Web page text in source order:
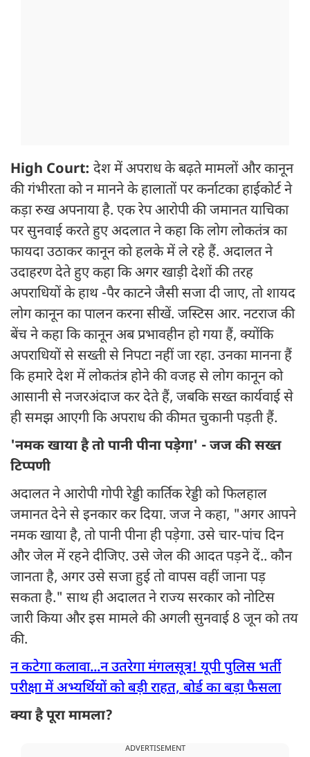
High Court: देश में अपराध के बढ़ते मामलों और कानून
की गंभीरता को न मानने के हालातों पर कर्नाटका हाईकोर्ट ने
कड़ा रुख अपनाया है. एक रेप आरोपी की जमानत याचिका
पर सुनवाई करते हुए अदलात ने कहा कि लोग लोकतंत्र का
फायदा उठाकर कानून को हलके में ले रहे हैं. अदालत ने
उदाहरण देते हुए कहा कि अगर खाड़ी देशों की तरह
अपराधियों के हाथ -पैर काटने जैसी सजा दी जाए, तो शायद
लोग कानून का पालन करना सीखें. जस्टिस आर. नटराज की
बेंच ने कहा कि कानून अब प्रभावहीन हो गया हैं, क्योंकि
अपराधियों से सख्ती से निपटा नहीं जा रहा. उनका मानना हैं
कि हमारे देश में लोकतंत्र होने की वजह से लोग कानून को
आसानी से नजरअंदाज कर देते हैं, जबकि सख्त कार्यवाई से
ही समझ आएगी कि अपराध की कीमत चुकानी पड़ती हैं.
'नमक खाया है तो पानी पीना पड़ेगा' - जज की सख्त
टिप्पणी
अदालत ने आरोपी गोपी रेड्डी कार्तिक रेड्डी को फिलहाल
जमानत देने से इनकार कर दिया. जज ने कहा, "अगर आपने
नमक खाया है, तो पानी पीना ही पड़ेगा. उसे चार-पांच दिन
और जेल में रहने दीजिए. उसे जेल की आदत पड़ने दें.. कौन
जानता है, अगर उसे सजा हुई तो वापस वहीं जाना पड़
सकता है." साथ ही अदालत ने राज्य सरकार को नोटिस
जारी किया और इस मामले की अगली सुनवाई 8 जून को तय
की.
न कटेगा कलावा...न उतरेगा मंगलसूत्र! यूपी पुलिस भर्ती
परीक्षा में अभ्यर्थियों को बड़ी राहत, बोर्ड का बड़ा फैसला
क्या है पूरा मामला?
ADVERTISEMENT